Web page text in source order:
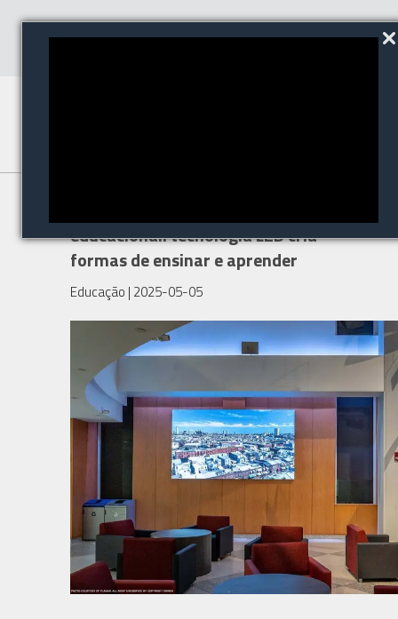
educacional: tecnologia LED cria
formas de ensinar e aprender
Educação | 2025-05-05